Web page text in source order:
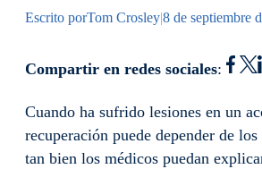
Escrito porTom Crosley|8 de septiembre
Compartir en redes sociales:
Cuando ha sufrido lesiones en un
recuperación puede depender de
tan bien los médicos puedan